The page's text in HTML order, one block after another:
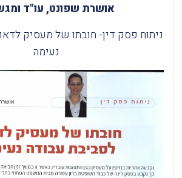
אושרת שפונט, עו"ד
ניתוח פסק דין- חובתו של מעסיק
נעימה